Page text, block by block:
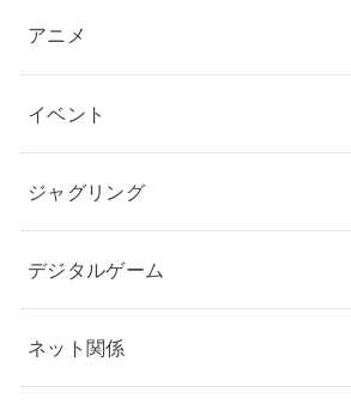
アニメ
イベント
ジャグリング
デジタルゲーム
ネット関係